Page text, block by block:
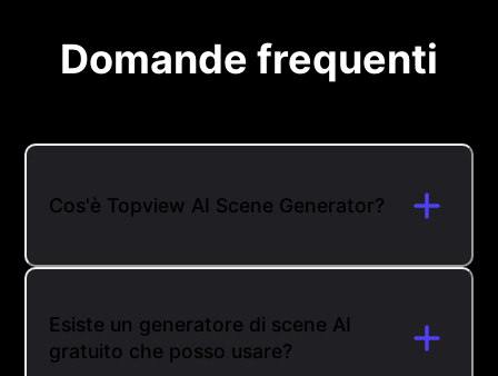
Domande frequenti
Cos'è Topview AI Scene Generator?
Esiste un generatore di scene AI
gratuito che posso usare?